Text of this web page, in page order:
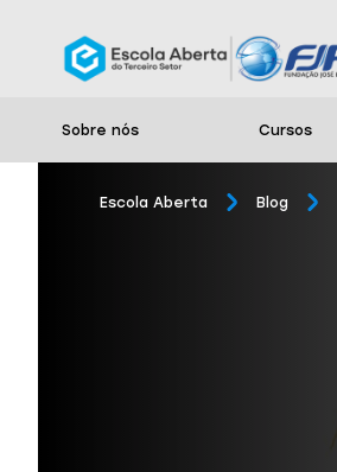
Sobre nós Cursos
Escola Aberta Blog